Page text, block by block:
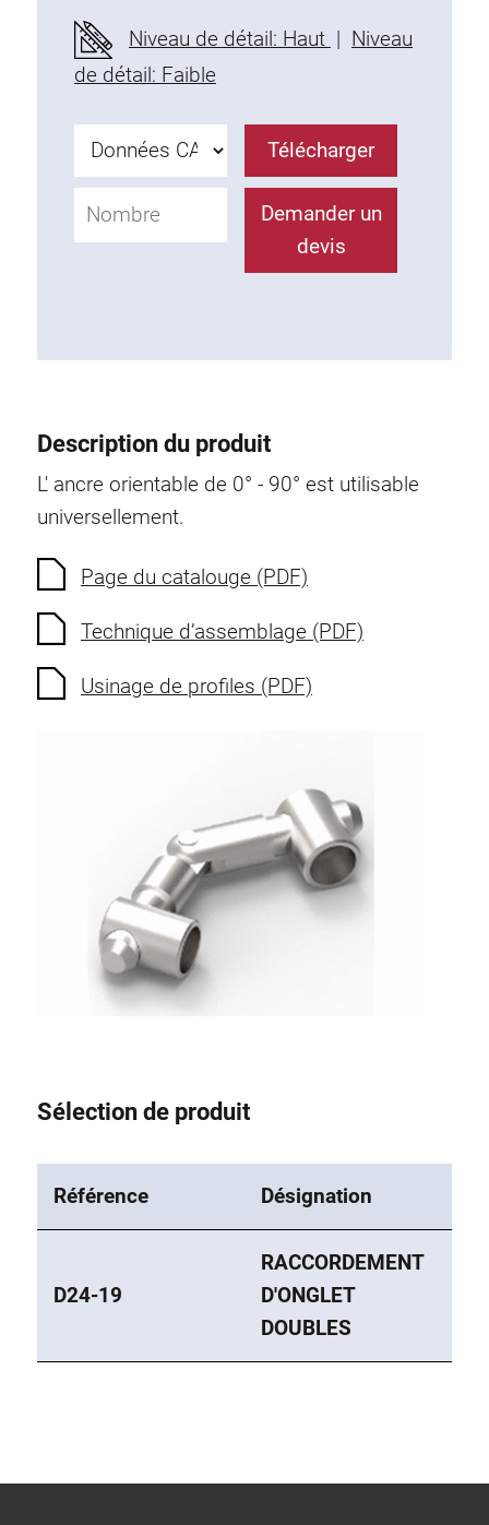
Profils en plastique
Éléments de Fixation
Equerres de montage
Monobloc
Bloc de serrage
Equerres de fixation
Vis T
Coulisseaux pivotant
Coulisseaux doubles légers
Ecrous à ressort
Raccordements à filet
Éléments de galets
Éléments plastiques
Conduites de câbles
Éléments pneumatique
Éléments dynamique
Elément d’angle
Colonne Elevatrice
Système de transrouler
Niveau de détail: Haut | Niveau
de détail: Faible
Télécharger
Demander un
devis
Description du produit
L' ancre orientable de 0° - 90° est utilisable
universellement.
Page du catalouge (PDF)
Technique d’assemblage (PDF)
Usinage de profiles (PDF)
Sélection de produit
Référence Désignation
D24-19
RACCORDEMENT
D'ONGLET
DOUBLES